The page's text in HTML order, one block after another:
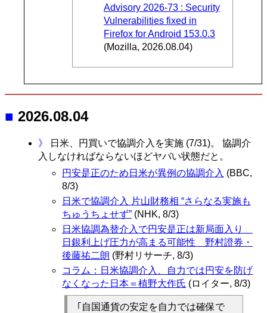
Advisory 2026-73 : Security
Vulnerabilities fixed in
Firefox for Android 153.0.3
(Mozilla, 2026.08.04)
■ 2026.08.04
》 日米、円買いで協調介入を実施 (7/31)。 協調介
入しなければならないほどヤバい状態だと。
円安是正のため日米が異例の協調介入 (BBC,
8/3)
日米で協調介入 片山財務相 “さらなる実施も
ちゅうちょせず” (NHK, 8/3)
日米協調為替介入で円安是正は新局面入り
日銀利上げ圧力が高まる可能性 野村證券・
後藤祐二朗 (野村リサーチ, 8/3)
コラム：日米協調介入、自力では円安を防げ
なくなった日本＝植野大作氏 (ロイター, 8/3)
｢自国通貨の安定を自力では確保で